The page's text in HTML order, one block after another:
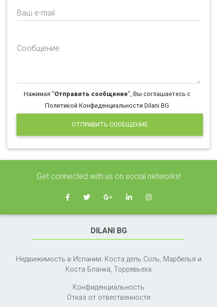
Ваш e-mail
Сообщение
Нажимая "Отправить сообщение", Вы соглашаетесь с
Политикой Конфиденциальности Dilani BG
ОТПРАВИТЬ СООБЩЕНИЕ
Get connected with us on social networks!
DILANI BG
Недвижимость в Испании: Коста дель Соль, Марбелья и
Коста Бланка, Торревьеха
Конфиденциальность
Отказ от отвественности